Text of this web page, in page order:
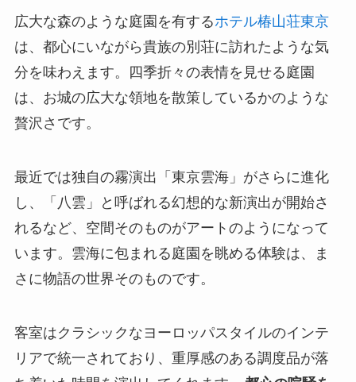
広大な森のような庭園を有するホテル椿山荘東京
は、都心にいながら貴族の別荘に訪れたような気
分を味わえます。四季折々の表情を見せる庭園
は、お城の広大な領地を散策しているかのような
贅沢さです。
最近では独自の霧演出「東京雲海」がさらに進化
し、「八雲」と呼ばれる幻想的な新演出が開始さ
れるなど、空間そのものがアートのようになって
います。雲海に包まれる庭園を眺める体験は、ま
さに物語の世界そのものです。
客室はクラシックなヨーロッパスタイルのインテ
リアで統一されており、重厚感のある調度品が落